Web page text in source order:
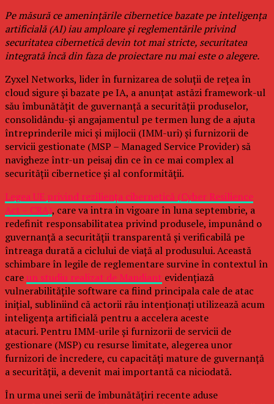
Pe măsură ce amenințările cibernetice bazate pe inteligența
artificială (AI) iau amploare și reglementările privind
securitatea cibernetică devin tot mai stricte, securitatea
integrată încă din faza de proiectare nu mai este o alegere.
Zyxel Networks, lider în furnizarea de soluții de rețea în
cloud sigure și bazate pe IA, a anunțat astăzi framework-ul
său îmbunătățit de guvernanță a securității produselor,
consolidându-și angajamentul pe termen lung de a ajuta
întreprinderile mici și mijlocii (IMM-uri) și furnizorii de
servicii gestionate (MSP – Managed Service Provider) să
navigheze într-un peisaj din ce în ce mai complex al
securității cibernetice și al conformității.
Legea UE privind reziliența cibernetică (Cyber Resilience
Act – CRA), care va intra în vigoare în luna septembrie, a
redefinit responsabilitatea privind produsele, impunând o
guvernanță a securității transparentă și verificabilă pe
întreaga durată a ciclului de viață al produsului. Această
schimbare în legile de reglementare survine în contextul în
careun studiu realizat de Mandiant evidențiază
vulnerabilitățile software ca fiind principala cale de atac
inițial, subliniind că actorii rău intenționați utilizează acum
inteligența artificială pentru a accelera aceste
atacuri. Pentru IMM-urile și furnizorii de servicii de
gestionare (MSP) cu resurse limitate, alegerea unor
furnizori de încredere, cu capacități mature de guvernanță
a securității, a devenit mai importantă ca niciodată.
În urma unei serii de îmbunătățiri recente aduse